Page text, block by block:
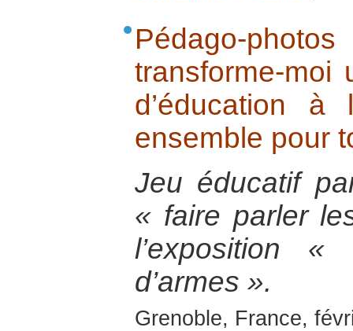
Pédago-
transforme-
d’éducation
ensemble pour
Jeu éducatif
« faire parler
l’exposition «
d’armes ».
Grenoble, France,